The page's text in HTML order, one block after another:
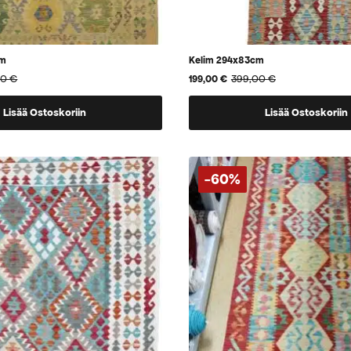
€
Lisää Ostoskoriin
Kelim 294x83cm
399,00€
Alkuperäinen
hinta
199,00€
Nykyinen
hinta
Lisää Ostoskoriin
-60%